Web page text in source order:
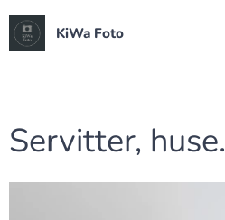
KiWa Foto
Servitter, huse.